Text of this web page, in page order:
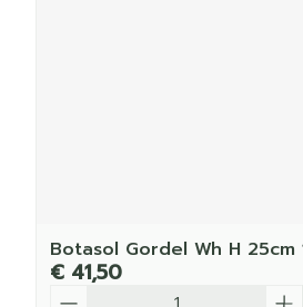
Botasol Gordel Wh H 25cm
€ 41,50